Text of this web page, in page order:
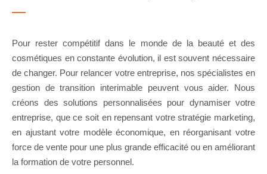
Pour rester compétitif dans le monde de la beauté et des
cosmétiques en constante évolution, il est souvent nécessaire
de changer. Pour relancer votre entreprise, nos spécialistes en
gestion de transition interimable peuvent vous aider. Nous
créons des solutions personnalisées pour dynamiser votre
entreprise, que ce soit en repensant votre stratégie marketing,
en ajustant votre modèle économique, en réorganisant votre
force de vente pour une plus grande efficacité ou en améliorant
la formation de votre personnel.